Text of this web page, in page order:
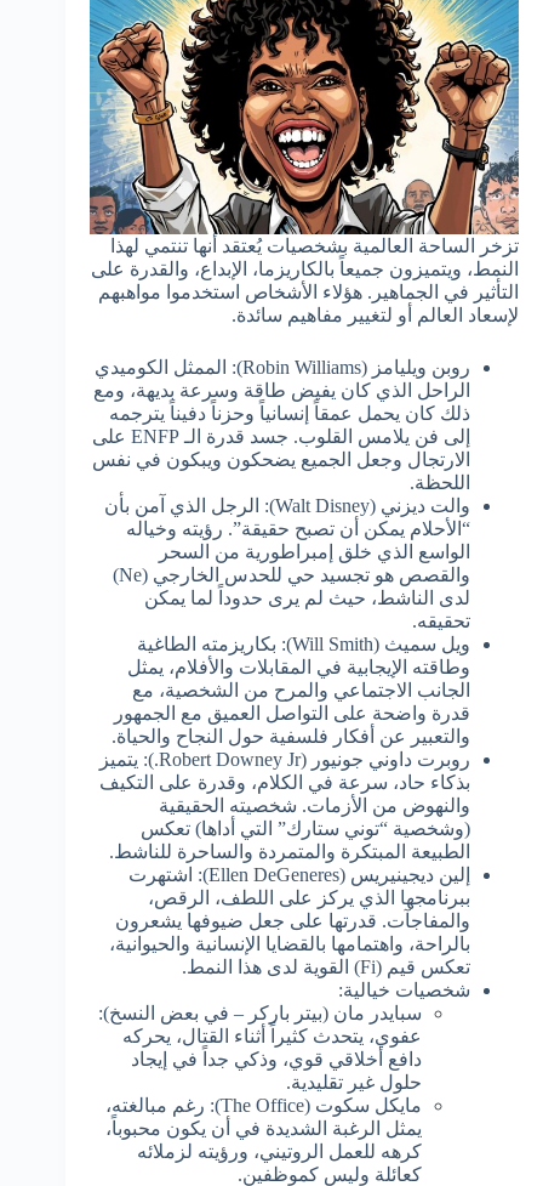
تزخر الساحة العالمية بشخصيات يُعتقد أنها تنتمي لهذا
النمط، ويتميزون جميعاً بالكاريزما، الإبداع، والقدرة على
التأثير في الجماهير. هؤلاء الأشخاص استخدموا مواهبهم
لإسعاد العالم أو لتغيير مفاهيم سائدة.
روبن ويليامز (Robin Williams): الممثل الكوميدي
الراحل الذي كان يفيض طاقة وسرعة بديهة، ومع
ذلك كان يحمل عمقاً إنسانياً وحزناً دفيناً يترجمه
إلى فن يلامس القلوب. جسد قدرة الـ ENFP على
الارتجال وجعل الجميع يضحكون ويبكون في نفس
اللحظة.
والت ديزني (Walt Disney): الرجل الذي آمن بأن
“الأحلام يمكن أن تصبح حقيقة”. رؤيته وخياله
الواسع الذي خلق إمبراطورية من السحر
والقصص هو تجسيد حي للحدس الخارجي (Ne)
لدى الناشط، حيث لم يرى حدوداً لما يمكن
تحقيقه.
ويل سميث (Will Smith): بكاريزمته الطاغية
وطاقته الإيجابية في المقابلات والأفلام، يمثل
الجانب الاجتماعي والمرح من الشخصية، مع
قدرة واضحة على التواصل العميق مع الجمهور
والتعبير عن أفكار فلسفية حول النجاح والحياة.
روبرت داوني جونيور (Robert Downey Jr.): يتميز
بذكاء حاد، سرعة في الكلام، وقدرة على التكيف
والنهوض من الأزمات. شخصيته الحقيقية
(وشخصية “توني ستارك” التي أداها) تعكس
الطبيعة المبتكرة والمتمردة والساحرة للناشط.
إلين ديجينيريس (Ellen DeGeneres): اشتهرت
ببرنامجها الذي يركز على اللطف، الرقص،
والمفاجآت. قدرتها على جعل ضيوفها يشعرون
بالراحة، واهتمامها بالقضايا الإنسانية والحيوانية،
تعكس قيم (Fi) القوية لدى هذا النمط.
شخصيات خيالية:
سبايدر مان (بيتر باركر – في بعض النسخ):
عفوي، يتحدث كثيراً أثناء القتال، يحركه
دافع أخلاقي قوي، وذكي جداً في إيجاد
حلول غير تقليدية.
مايكل سكوت (The Office): رغم مبالغته،
يمثل الرغبة الشديدة في أن يكون محبوباً،
كرهه للعمل الروتيني، ورؤيته لزملائه
كعائلة وليس كموظفين.